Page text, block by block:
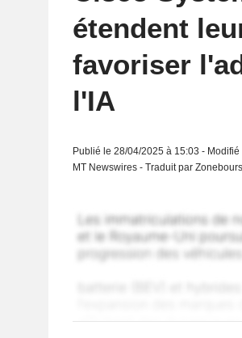
étendent
favoriser
l'IA
Publié le 28/04/2025 à 15:03 -
MT Newswires - Traduit par